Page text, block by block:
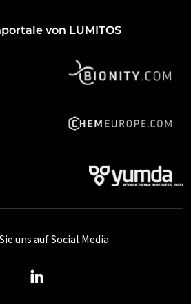
von LUMITOS
uns auf Social Media